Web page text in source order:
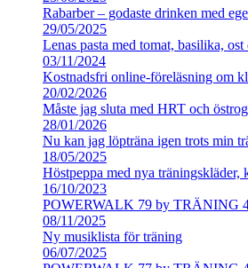
Rabarber – godaste drinken med
29/05/2025
Lenas pasta med tomat, basilika, ost
03/11/2024
Kostnadsfri online-föreläsning om
20/02/2026
Måste jag sluta med HRT och
28/01/2026
Nu kan jag löpträna igen trots min
18/05/2025
Höstpeppa med nya
16/10/2023
POWERWALK 79 by TRÄNING
08/11/2025
Ny musiklista för träning
06/07/2025